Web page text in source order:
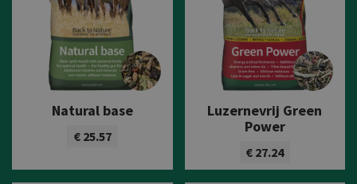
Natural base
€ 25.57
Luzernevrij Green
Power
€ 27.24
Bekijk product